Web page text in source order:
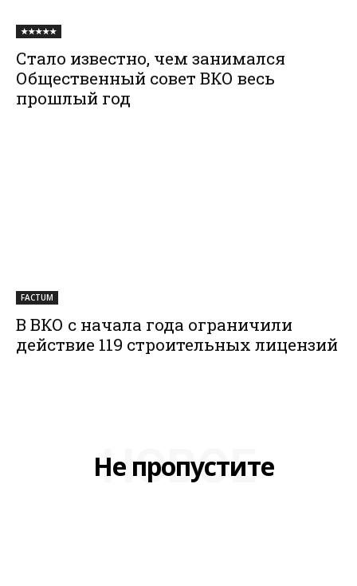
★★★★★
Стало известно, чем занимался
Общественный совет ВКО весь
прошлый год
FACTUM
В ВКО с начала года ограничили
действие 119 строительных лицензий
Не пропустите
НОВОЕ